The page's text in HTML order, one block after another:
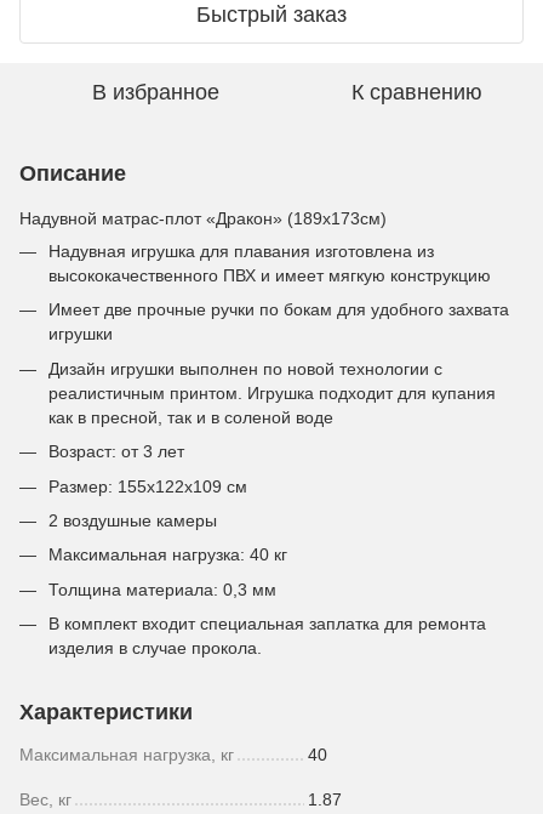
Быстрый заказ
В избранное К сравнению
Описание
Надувной матрас-плот «Дракон» (189x173см)
Надувная игрушка для плавания изготовлена из
высококачественного ПВХ и имеет мягкую конструкцию
Имеет две прочные ручки по бокам для удобного захвата
игрушки
Дизайн игрушки выполнен по новой технологии с
реалистичным принтом. Игрушка подходит для купания
как в пресной, так и в соленой воде
Возраст: от 3 лет
Размер: 155x122x109 см
2 воздушные камеры
Максимальная нагрузка: 40 кг
Толщина материала: 0,3 мм
В комплект входит специальная заплатка для ремонта
изделия в случае прокола.
Характеристики
Максимальная нагрузка, кг 40
Вес, кг 1.87